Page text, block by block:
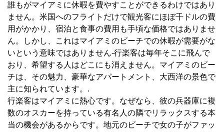
誰もがマイアミに休暇を費やすことができるわけではあり
ません。米国へのフライトだけで観光客にほぼ千ドルの費
用がかかり、宿泊と食事の費用も手頃な価格ではありませ
ん。しかし、これはマイアミのビーチでの休暇が需要がな
いという意味ではありません-行楽客は毎年そこに飛んで
おり、希望する人はどこにも消えません。マイアミのビー
チは、その魅力、豪華なアパートメント、大西洋の景色で
主に知られています。.
行楽客はマイアミに熱心です。なぜなら、彼の兵器庫に複
数のオスカーを持っている有名人の隣でリラックスする本
当の機会があるからです。地元のビーチで女の子がファッ